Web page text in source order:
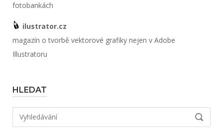
fotobankách
ilustrator.cz
magazín o tvorbě vektorové grafiky nejen v Adobe
Illustratoru
HLEDAT
Hledat: